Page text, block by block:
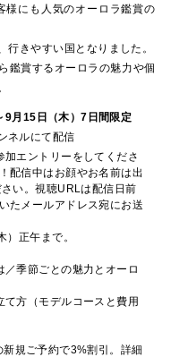
様にも人気のオーロラ鑑賞の
行きやすい国となりました。
鑑賞するオーロラの魅力や個
9月15日（木）7日間限定
ネルにて配信
加エントリーをしてくださ
配信中はお顔やお名前は出
い。視聴URLは配信日前
たメールアドレス宛にお送
正午まで。
／季節ごとの魅力とオーロ
て方（モデルコースと費用
規ご予約で3%割引。詳細